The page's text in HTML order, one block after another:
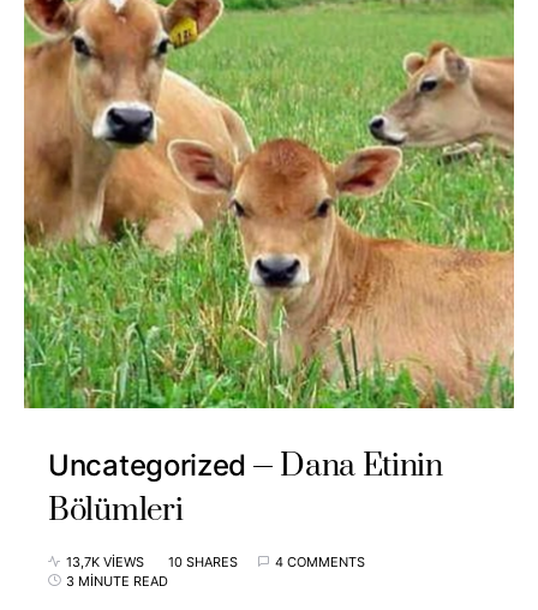
Uncategorized
Dana Etinin
Bölümleri
13,7K VIEWS 10 SHARES
4 COMMENTS
3 MINUTE READ